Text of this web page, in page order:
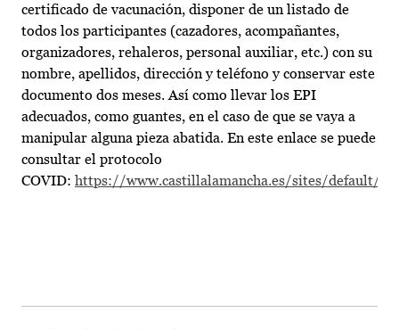
certificado de vacunación, disponer de un listado de
todos los participantes (cazadores, acompañantes,
organizadores, rehaleros, personal auxiliar, etc.) con su
nombre, apellidos, dirección y teléfono y conservar este
documento dos meses. Así como llevar los EPI
adecuados, como guantes, en el caso de que se vaya a
manipular alguna pieza abatida. En este enlace se puede
consultar el protocolo
COVID: https://www.castillalamancha.es/sites/default/